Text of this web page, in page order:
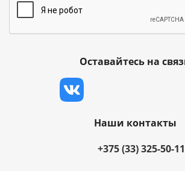
Оставайтесь на
Наши контакты
+375 (33) 325-50-11